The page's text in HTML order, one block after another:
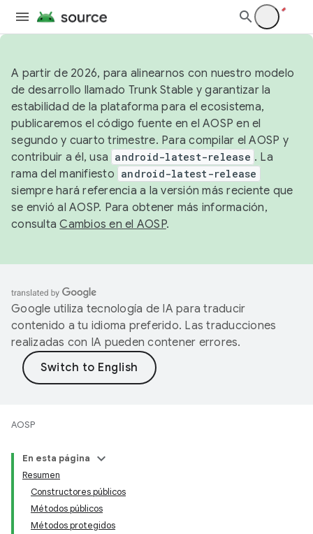
A partir de 2026, para alinearnos con nuestro modelo
de desarrollo llamado Trunk Stable y garantizar la
estabilidad de la plataforma para el ecosistema,
publicaremos el código fuente en el AOSP en el
segundo y cuarto trimestre. Para compilar el AOSP y
contribuir a él, usa android-latest-release . La
rama del manifiesto android-latest-release
siempre hará referencia a la versión más reciente que
se envió al AOSP. Para obtener más información,
consultaCambios en el AOSP.
Google utiliza tecnología de IA para traducir
contenido a tu idioma preferido. Las traducciones
realizadas con IA pueden contener errores.
AOSP
En esta página
Resumen
Constructores públicos
Métodos públicos
Métodos protegidos